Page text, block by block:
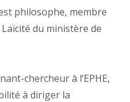
philosophe, membre
du ministère de
chercheur à l’EPHE,
à diriger la